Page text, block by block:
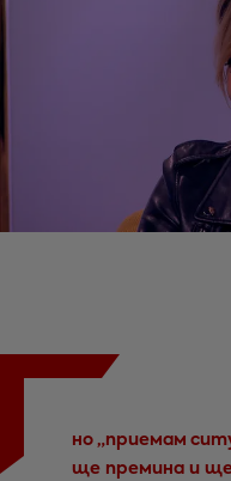
но „приемам
ще премина и